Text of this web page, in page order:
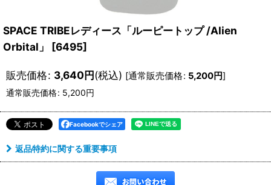
SPACE TRIBEレディース「ルーピートップ /Alien
Orbital」
[6495]
販売価格: 3,640円(税込) [通常販売価格: 5,200円]
通常販売価格: 5,200円
Facebookでシェア
返品特約に関する重要事項